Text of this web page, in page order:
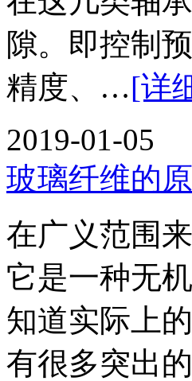
隙。即控制
精度、…[详
2019-01-05
玻璃纤维的
在广义范围
它是一种无
知道实际上
有很多突出